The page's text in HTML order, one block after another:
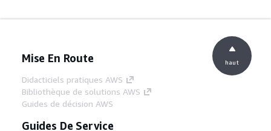
Mise En Route
Didacticiels pratiques AWS
Bibliothèque de solutions AWS
Guides de décision AWS
Guides De Service
haut